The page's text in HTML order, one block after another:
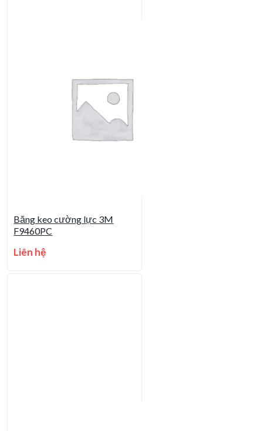
Băng keo cường lực 3M
F9460PC
Liên hệ